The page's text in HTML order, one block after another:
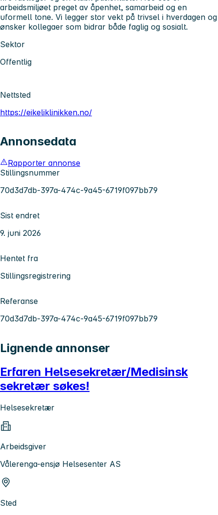
arbeidsmiljøet preget av åpenhet, samarbeid og en
uformell tone. Vi legger stor vekt på trivsel i hverdagen og
ønsker kollegaer som bidrar både faglig og sosialt.
Sektor
Offentlig
Nettsted
https://eikeliklinikken.no/
Annonsedata
Rapporter annonse
Stillingsnummer
70d3d7db-397a-474c-9a45-6719f097bb79
Sist endret
9. juni 2026
Hentet fra
Stillingsregistrering
Referanse
70d3d7db-397a-474c-9a45-6719f097bb79
Lignende annonser
Erfaren Helsesekretær/Medisinsk
sekretær søkes!
Helsesekretær
Arbeidsgiver
Vålerenga-ensjø Helsesenter AS
Sted